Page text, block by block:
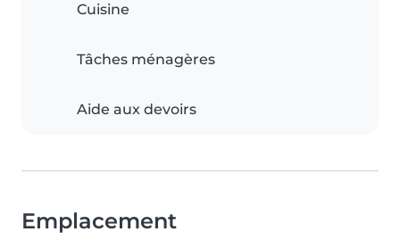
Cuisine
Tâches ménagères
Aide aux devoirs
Emplacement